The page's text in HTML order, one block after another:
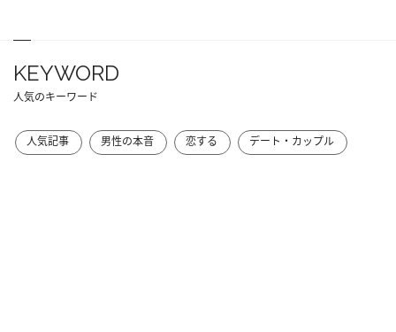
KEYWORD
人気のキーワード
人気記事 男性の本音 恋する デート・カップル